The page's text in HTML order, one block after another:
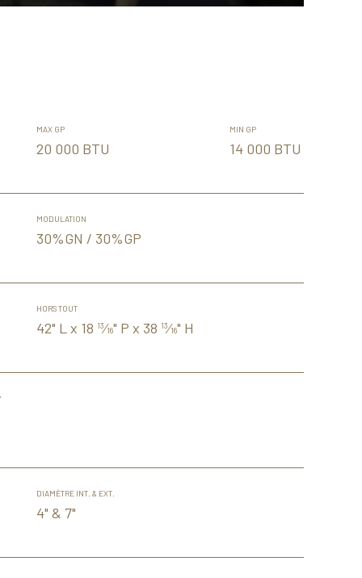
MAX GP
20 000 BTU
MIN GP
14 000 BTU
MODULATION
30%GN / 30%GP
HORS TOUT
42" L x 18 13⁄16" P x 38 13⁄16" H
DIAMÈTRE INT. & EXT.
4" & 7"